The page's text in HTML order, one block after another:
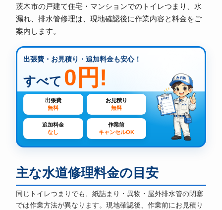
茨木市の戸建て住宅・マンションでのトイレつまり、水
漏れ、排水管修理は、現地確認後に作業内容と料金をご
案内します。
出張費・お見積り・追加料金も安心！
すべて 0円!
出張費
無料
お見積り
無料
追加料金
なし
作業前
キャンセルOK
主な水道修理料金の目安
同じトイレつまりでも、紙詰まり・異物・屋外排水管の閉塞
では作業方法が異なります。現地確認後、作業前にお見積り